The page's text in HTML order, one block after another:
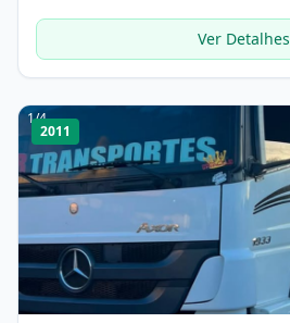
Ver Detalhes
1/4
2011